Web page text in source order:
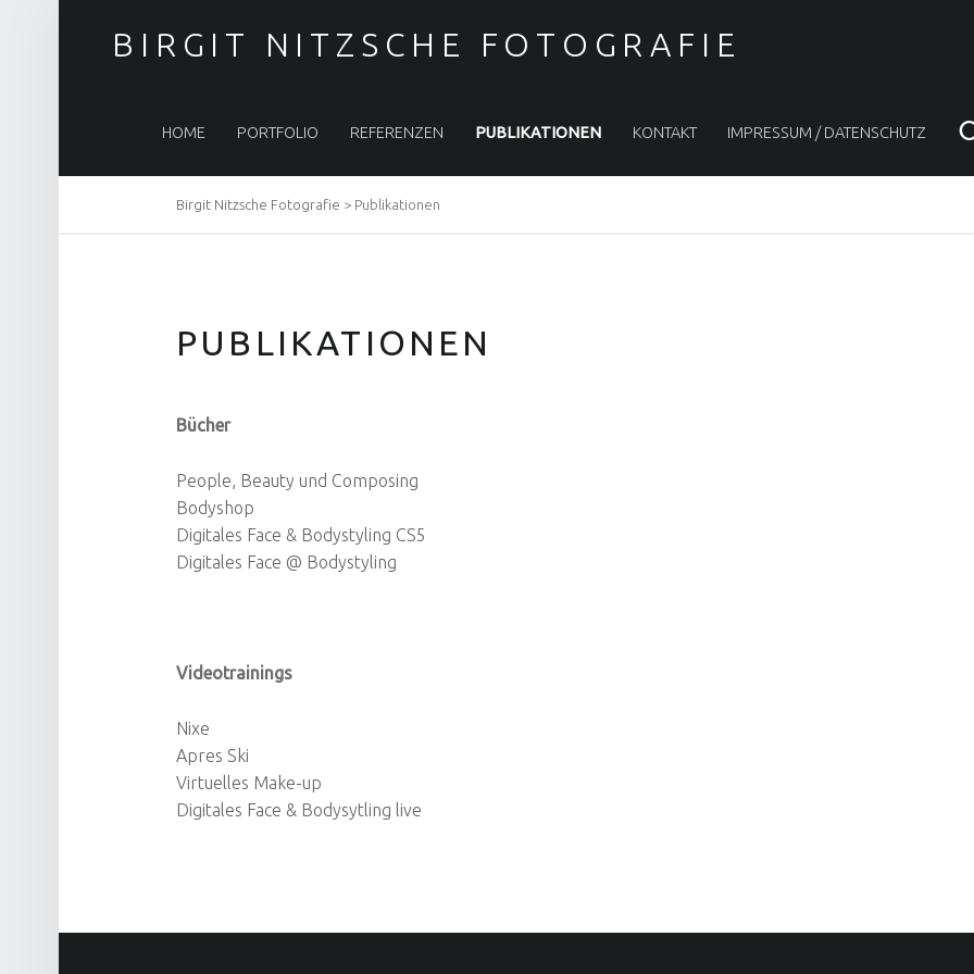
BIRGIT NITZSCHE FOTOGRAFIE
HOME PORTFOLIO REFERENZEN PUBLIKATIONEN KONTAKT IMPRESSUM / DATENSCHUTZ
BREADCRUMBS NAVIGATION
Birgit Nitzsche Fotografie > Publikationen
PUBLIKATIONEN
Bücher
People, Beauty und Composing
Bodyshop
Digitales Face & Bodystyling CS5
Digitales Face @ Bodystyling
Videotrainings
Nixe
Apres Ski
Virtuelles Make-up
Digitales Face & Bodysytling live